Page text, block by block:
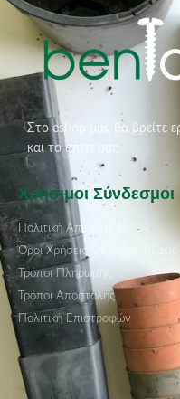
Στο eshop μας θα βρείτε
και το σπίτι σας
Χρήσιμοι Σύνδεσμοι
Πολιτική Απορρήτου
Όροι Χρήσεις & Προϋποθέσεις
Τρόποι Πληρωμής
Τρόποι Αποστολής
Πολιτική Επιστροφών